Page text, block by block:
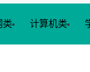
类 计算机类